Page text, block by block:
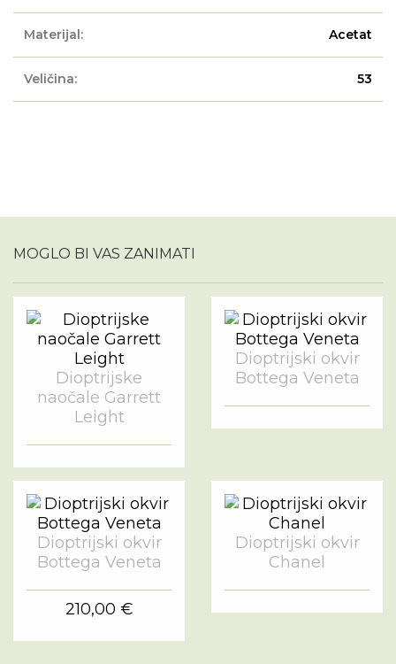
Materijal: Acetat
Veličina: 53
MOGLO BI VAS ZANIMATI
Dioptrijske
naočale Garrett
Leight
Dioptrijski okvir
Bottega Veneta
Dioptrijski okvir
Bottega Veneta
210,00 €
Dioptrijski okvir
Chanel